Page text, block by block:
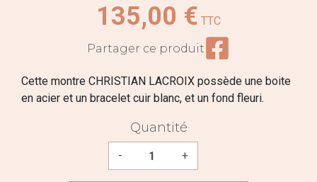
135,00 € TTC
Partager ce produit
Cette montre CHRISTIAN LACROIX possède une boite
en acier et un bracelet cuir blanc, et un fond fleuri.
Quantité
- +